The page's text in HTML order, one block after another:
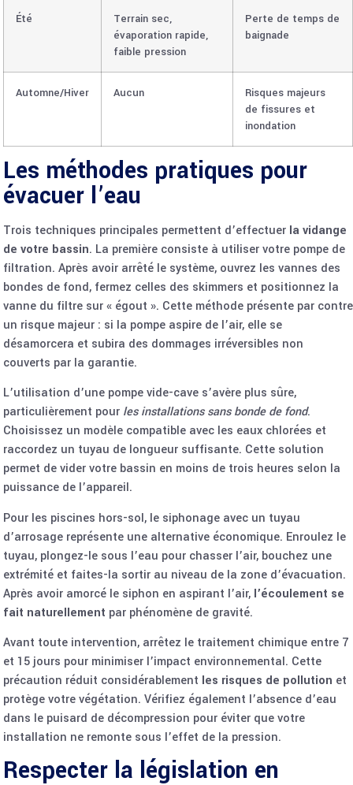
Été
Terrain sec,
évaporation rapide,
faible pression
Perte de temps de
baignade
Automne/Hiver Aucun
Risques majeurs
de fissures et
inondation
Les méthodes pratiques pour
évacuer l’eau
Trois techniques principales permettent d’effectuer la vidange
de votre bassin. La première consiste à utiliser votre pompe de
filtration. Après avoir arrêté le système, ouvrez les vannes des
bondes de fond, fermez celles des skimmers et positionnez la
vanne du filtre sur « égout ». Cette méthode présente par contre
un risque majeur : si la pompe aspire de l’air, elle se
désamorcera et subira des dommages irréversibles non
couverts par la garantie.
L’utilisation d’une pompe vide-cave s’avère plus sûre,
particulièrement pour les installations sans bonde de fond.
Choisissez un modèle compatible avec les eaux chlorées et
raccordez un tuyau de longueur suffisante. Cette solution
permet de vider votre bassin en moins de trois heures selon la
puissance de l’appareil.
Pour les piscines hors-sol, le siphonage avec un tuyau
d’arrosage représente une alternative économique. Enroulez le
tuyau, plongez-le sous l’eau pour chasser l’air, bouchez une
extrémité et faites-la sortir au niveau de la zone d’évacuation.
Après avoir amorcé le siphon en aspirant l’air, l’écoulement se
fait naturellement par phénomène de gravité.
Avant toute intervention, arrêtez le traitement chimique entre 7
et 15 jours pour minimiser l’impact environnemental. Cette
précaution réduit considérablement les risques de pollution et
protège votre végétation. Vérifiez également l’absence d’eau
dans le puisard de décompression pour éviter que votre
installation ne remonte sous l’effet de la pression.
Respecter la législation en